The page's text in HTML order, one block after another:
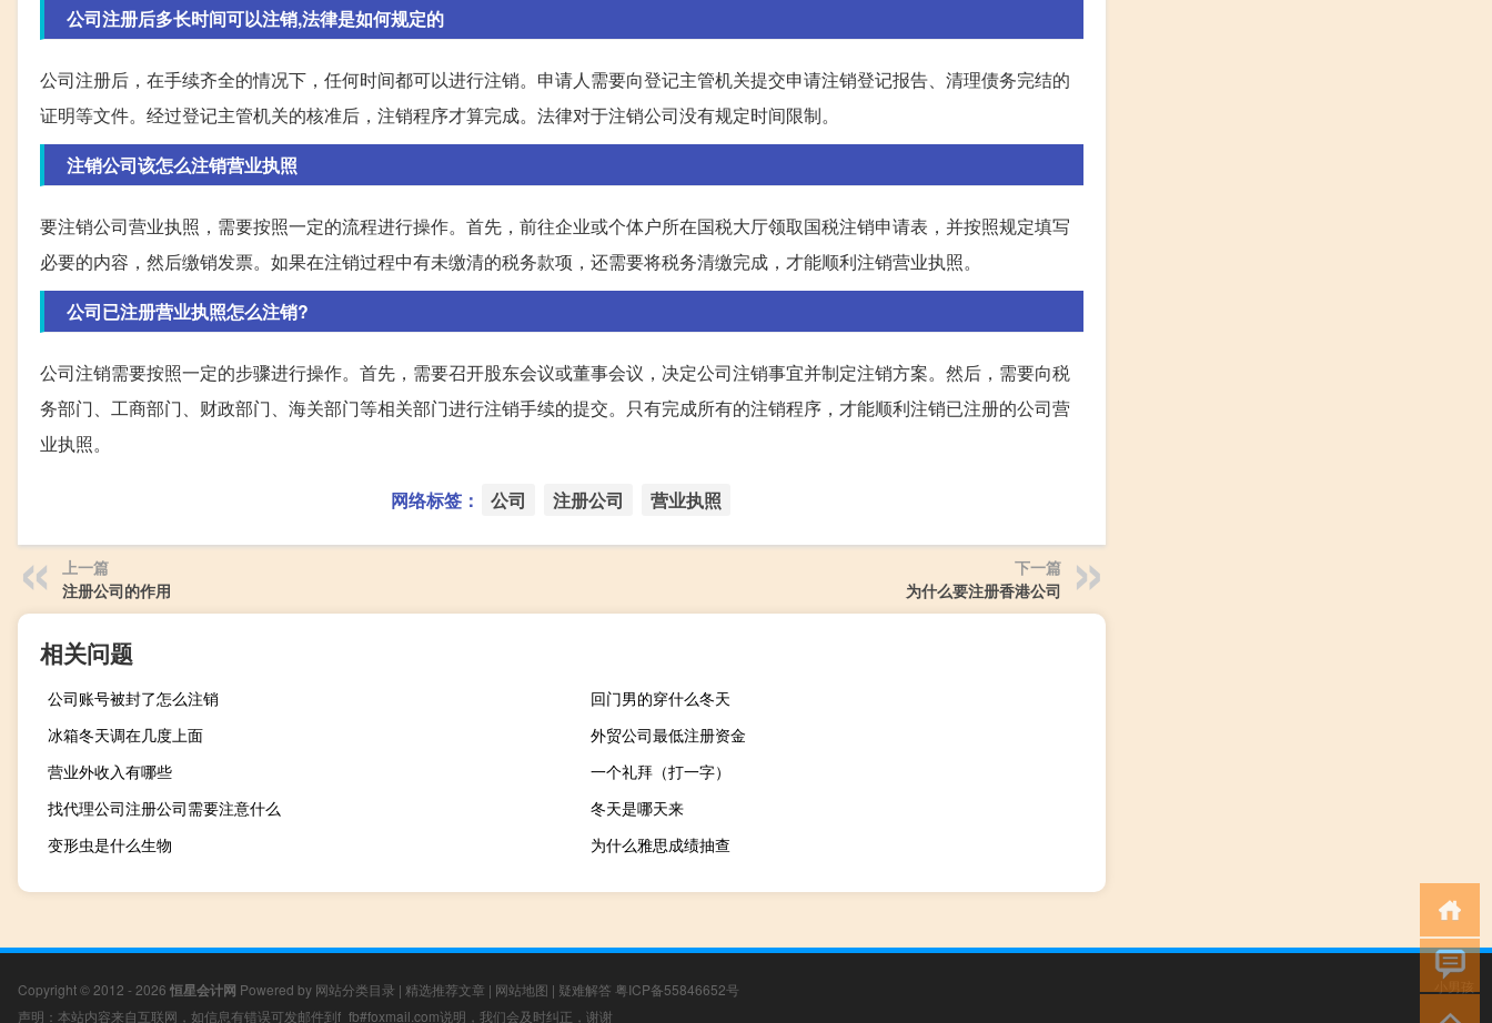
公司注册后多长时间可以注销,法律是如何规定的
公司注册后，在手续齐全的情况下，任何时间都可以进行注销。申请人需要向登记主管机关提交申请注销登记报告、清理债务完结的
证明等文件。经过登记主管机关的核准后，注销程序才算完成。法律对于注销公司没有规定时间限制。
注销公司该怎么注销营业执照
要注销公司营业执照，需要按照一定的流程进行操作。首先，前往企业或个体户所在国税大厅领取国税注销申请表，并按照规定填写
必要的内容，然后缴销发票。如果在注销过程中有未缴清的税务款项，还需要将税务清缴完成，才能顺利注销营业执照。
公司已注册营业执照怎么注销?
公司注销需要按照一定的步骤进行操作。首先，需要召开股东会议或董事会议，决定公司注销事宜并制定注销方案。然后，需要向税
务部门、工商部门、财政部门、海关部门等相关部门进行注销手续的提交。只有完成所有的注销程序，才能顺利注销已注册的公司营
业执照。
网络标签： 公司 注册公司 营业执照
上一篇
注册公司的作用
下一篇
为什么要注册香港公司
相关问题
公司账号被封了怎么注销
回门男的穿什么冬天
冰箱冬天调在几度上面
外贸公司最低注册资金
营业外收入有哪些
一个礼拜（打一字）
找代理公司注册公司需要注意什么
冬天是哪天来
变形虫是什么生物
为什么雅思成绩抽查
Copyright © 2012 - 2026 恒星会计网 Powered by 网站分类目录 | 精选推荐文章 | 网站地图 | 疑难解答 粤ICP备55846652号
声明：本站内容来自互联网，如信息有错误可发邮件到f_fb#foxmail.com说明，我们会及时纠正，谢谢
小男孩